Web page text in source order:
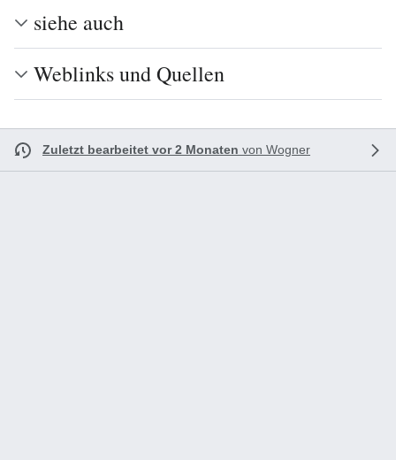
siehe auch
Weblinks und Quellen
Zuletzt bearbeitet vor 2 Monaten von Wogner